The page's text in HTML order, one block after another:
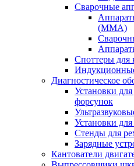
Сварочные
(MMA)
Споттеры для
Диагностическое
Установки
форсунок
Установки
Стенды для
Зарядные
Кантователи